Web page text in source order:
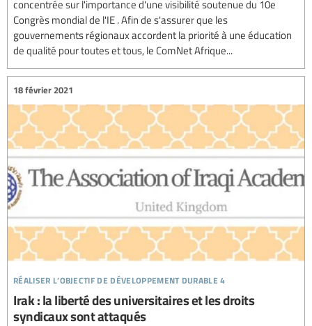
concentrée sur l'importance d'une visibilité soutenue du 10e
Congrès mondial de l'IE . Afin de s'assurer que les
gouvernements régionaux accordent la priorité à une éducation
de qualité pour toutes et tous, le ComNet Afrique...
réaliser l’objectif de développement durable 4
18 février 2021
Irak : la liberté des universitaires et les droits
syndicaux sont attaqués